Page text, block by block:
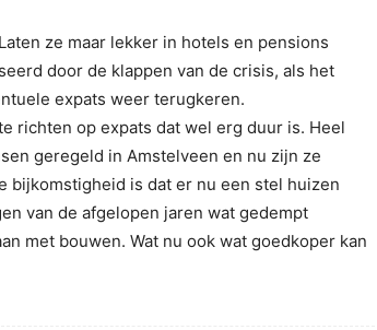
ze maar lekker in hotels en pensions
door de klappen van de crisis, als het
expats weer terugkeren.
richten op expats dat wel erg duur is. Heel
geregeld in Amstelveen en nu zijn ze
bijkomstigheid is dat er nu een stel huizen
van de afgelopen jaren wat gedempt
met bouwen. Wat nu ook wat goedkoper kan